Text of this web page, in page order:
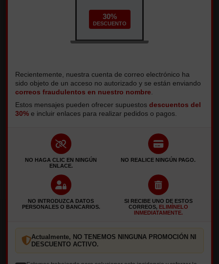
MI CUENTA
Mis pedidos
Mis datos
Domingo - Jueves 11:30 - 16:30 Y 19:00 - 23:30,
Viernes - Sábado 11:30 -17:00 Y 19:00 - 24:00
LUNES CERRADO POR DESCANSO
CONTÁCTENOS
SUSCRÍBETE A NUESTRAS NOTICIAS
30%
DESCUENTO
Recientemente, nuestra cuenta de correo electrónico ha
sido objeto de un acceso no autorizado y se están enviando
correos fraudulentos en nuestro nombre.
Estos mensajes pueden ofrecer supuestos descuentos del
30% e incluir enlaces para realizar pedidos o pagos.
NO HAGA CLIC EN NINGÚN
ENLACE.
NO REALICE NINGÚN PAGO.
NO INTRODUZCA DATOS
PERSONALES O BANCARIOS.
SI RECIBE UNO DE ESTOS
CORREOS, ELIMÍNELO
INMEDIATAMENTE.
Actualmente, NO TENEMOS NINGUNA PROMOCIÓN NI
DESCUENTO ACTIVO.